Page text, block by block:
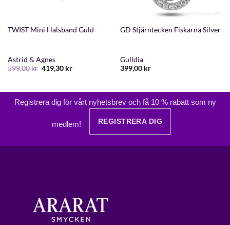
TWIST Mini Halsband Guld
Astrid & Agnes
599,00kr Det
ursprungliga
599,00 kr.
419,30 krDet
419,30 kr.
GD Stjärntecken Fiskarna Silver
Gulldia
399,00 kr
Registrera dig för vårt nyhetsbrev och få 10 % rabatt som ny
medlem! REGISTRERA DIG